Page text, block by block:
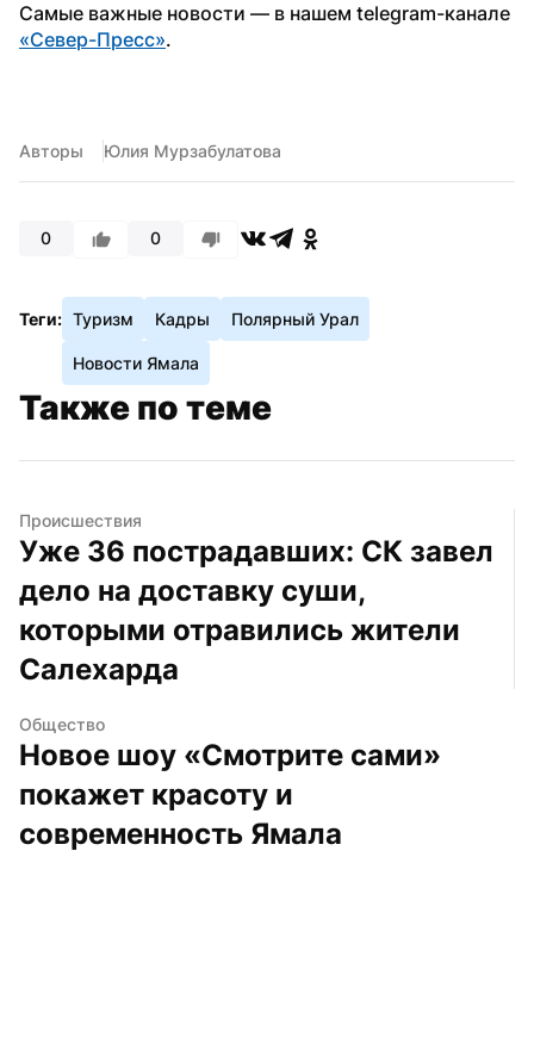
«Север-Пресс».
Авторы Юлия Мурзабулатова
0 0
Теги: Туризм Кадры Полярный Урал
Новости Ямала
Также по теме
Происшествия
Уже 36 пострадавших: СК завел
дело на доставку суши,
которыми отравились жители
Салехарда
Общество
Новое шоу «Смотрите сами»
покажет красоту и
современность Ямала